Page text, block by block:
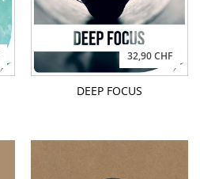
32,90 CHF
DEEP FOCUS